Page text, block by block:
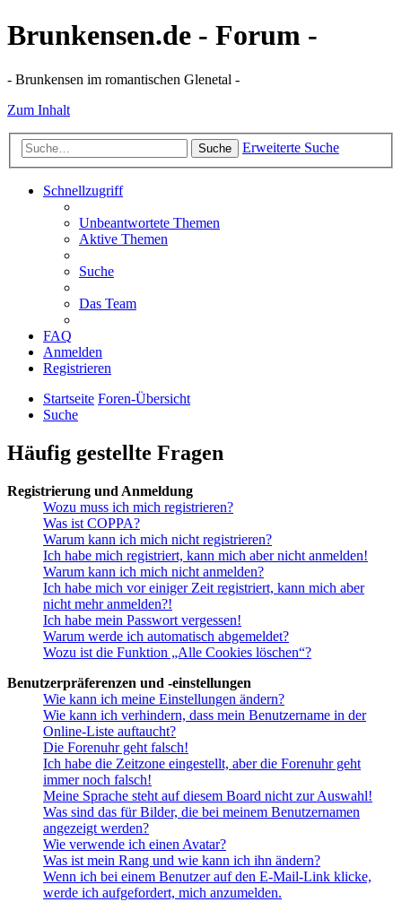
Brunkensen.de - Forum -
- Brunkensen im romantischen Glenetal -
Zum Inhalt
Suche Erweiterte Suche
Schnellzugriff
Unbeantwortete Themen
Aktive Themen
Suche
Das Team
FAQ
Anmelden
Registrieren
Startseite Foren-Übersicht
Suche
Häufig gestellte Fragen
Registrierung und Anmeldung
Wozu muss ich mich registrieren?
Was ist COPPA?
Warum kann ich mich nicht registrieren?
Ich habe mich registriert, kann mich aber nicht anmelden!
Warum kann ich mich nicht anmelden?
Ich habe mich vor einiger Zeit registriert, kann mich aber
nicht mehr anmelden?!
Ich habe mein Passwort vergessen!
Warum werde ich automatisch abgemeldet?
Wozu ist die Funktion „Alle Cookies löschen“?
Benutzerpräferenzen und -einstellungen
Wie kann ich meine Einstellungen ändern?
Wie kann ich verhindern, dass mein Benutzername in der
Online-Liste auftaucht?
Die Forenuhr geht falsch!
Ich habe die Zeitzone eingestellt, aber die Forenuhr geht
immer noch falsch!
Meine Sprache steht auf diesem Board nicht zur Auswahl!
Was sind das für Bilder, die bei meinem Benutzernamen
angezeigt werden?
Wie verwende ich einen Avatar?
Was ist mein Rang und wie kann ich ihn ändern?
Wenn ich bei einem Benutzer auf den E-Mail-Link klicke,
werde ich aufgefordert, mich anzumelden.